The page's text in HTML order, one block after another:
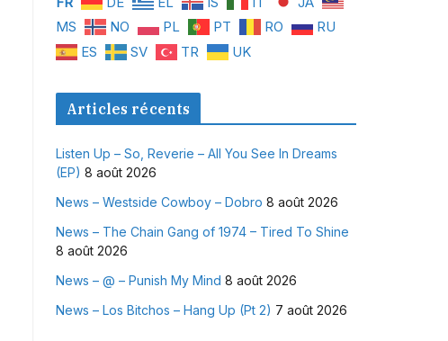
MS
NO PL PT RO
RU
ES
SV TR UK
Articles récents
Listen Up – So, Reverie – All You See In Dreams
(EP) 8 août 2026
News – Westside Cowboy – Dobro 8 août 2026
News – The Chain Gang of 1974 – Tired To Shine
8 août 2026
News – @ – Punish My Mind 8 août 2026
News – Los Bitchos – Hang Up (Pt 2) 7 août 2026